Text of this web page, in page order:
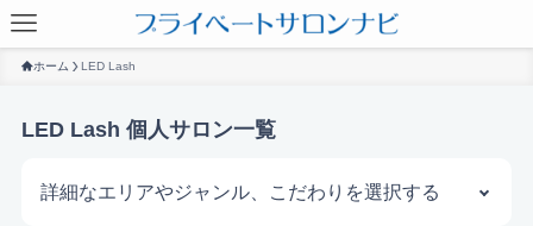
ホーム LED Lash
LED Lash 個人サロン一覧
詳細なエリアやジャンル、こだわりを選択する